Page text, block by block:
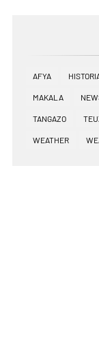
AFYA
MAKALA
TANGAZO
WEATHER